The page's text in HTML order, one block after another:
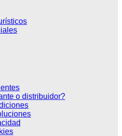
o distribuidor?